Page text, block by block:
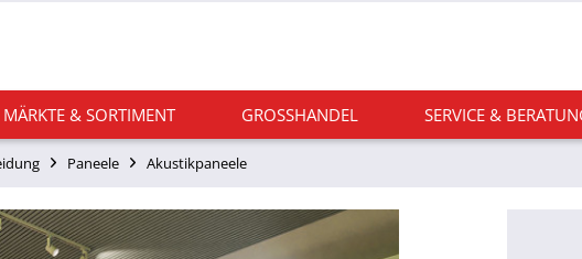
MÄRKTE & SORTIMENT GROSSHANDEL SERVICE &
Paneele Akustikpaneele